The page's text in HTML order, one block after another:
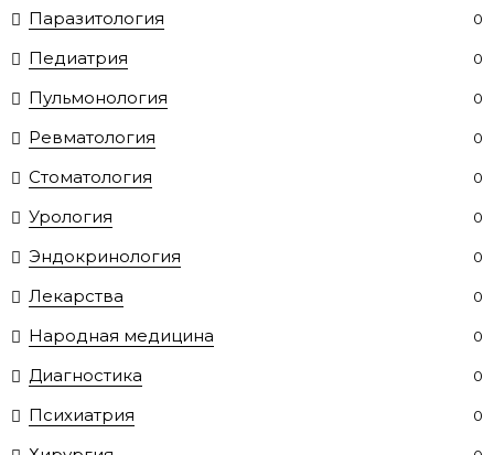
Паразитология 0
Педиатрия 0
Пульмонология 0
Ревматология 0
Стоматология 0
Урология 0
Эндокринология 0
Лекарства 0
Народная медицина 0
Диагностика 0
Психиатрия 0